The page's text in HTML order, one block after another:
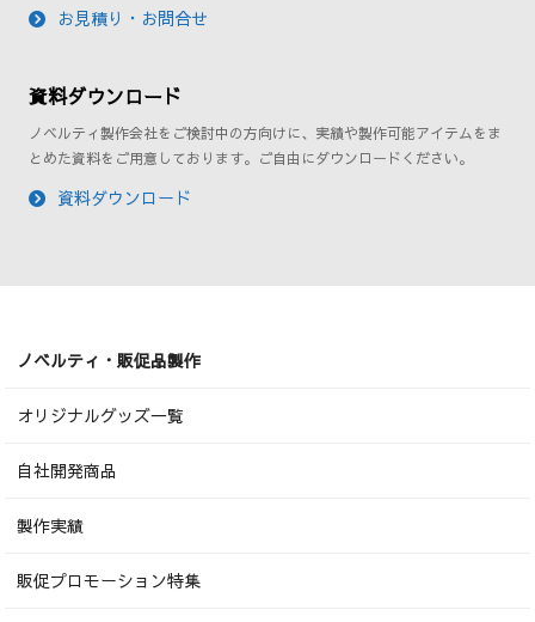
お見積り・お問合せ
資料ダウンロード
ノベルティ製作会社をご検討中の方向けに、実績や製作可能アイテムをま
とめた資料をご用意しております。ご自由にダウンロードください。
資料ダウンロード
ノベルティ・販促品製作
オリジナルグッズ一覧
自社開発商品
製作実績
販促プロモーション特集